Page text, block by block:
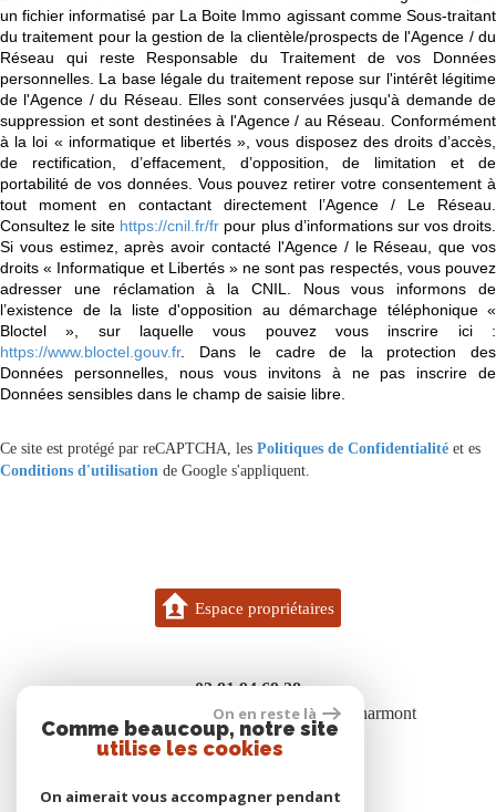
un fichier informatisé par La Boite Immo agissant comme Sous-traitant
du traitement pour la gestion de la clientèle/prospects de l'Agence / du
Réseau qui reste Responsable du Traitement de vos Données
personnelles. La base légale du traitement repose sur l'intérêt légitime
de l'Agence / du Réseau. Elles sont conservées jusqu'à demande de
suppression et sont destinées à l'Agence / au Réseau. Conformément
à la loi « informatique et libertés », vous disposez des droits d’accès,
de rectification, d’effacement, d’opposition, de limitation et de
portabilité de vos données. Vous pouvez retirer votre consentement à
tout moment en contactant directement l’Agence / Le Réseau.
Consultez le site https://cnil.fr/fr pour plus d’informations sur vos droits.
Si vous estimez, après avoir contacté l'Agence / le Réseau, que vos
droits « Informatique et Libertés » ne sont pas respectés, vous pouvez
adresser une réclamation à la CNIL. Nous vous informons de
l’existence de la liste d'opposition au démarchage téléphonique «
Bloctel », sur laquelle vous pouvez vous inscrire ici :
https://www.bloctel.gouv.fr. Dans le cadre de la protection des
Données personnelles, nous vous invitons à ne pas inscrire de
Données sensibles dans le champ de saisie libre.
Ce site est protégé par reCAPTCHA, les Politiques de Confidentialité et es
Conditions d'utilisation de Google s'appliquent.
Espace propriétaires
03 81 94 69 28
7 bis rue des boisgenets 25600 Vieux-Charmont
contact@gigon.immo
On en reste là
Comme beaucoup, notre site
utilise les cookies
On aimerait vous accompagner pendant